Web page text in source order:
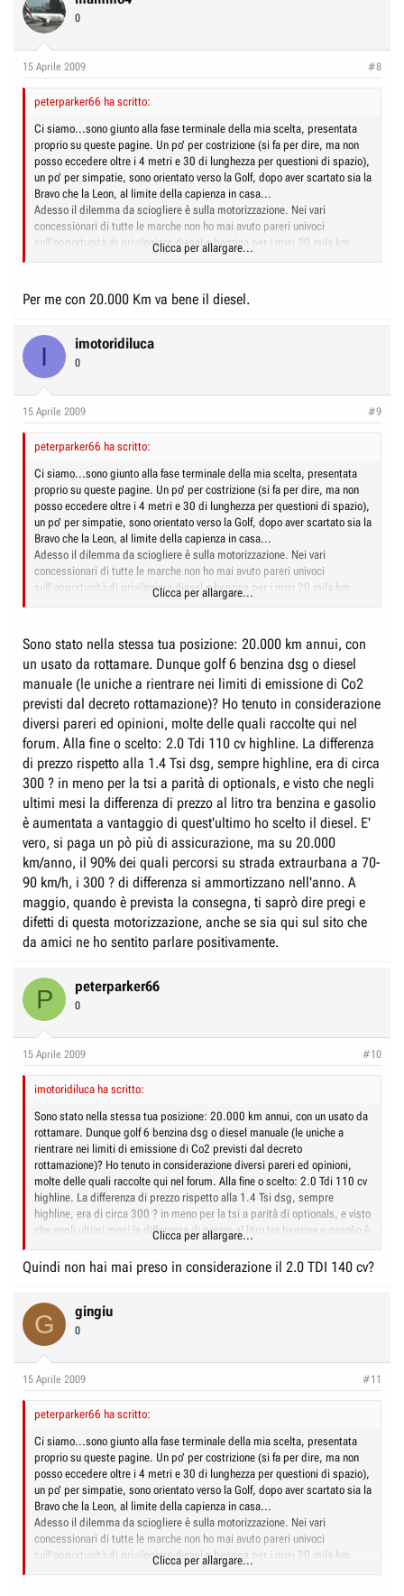
0
15 Aprile 2009 #8
peterparker66 ha scritto:
Ci siamo...sono giunto alla fase terminale della mia scelta, presentata
proprio su queste pagine. Un po' per costrizione (si fa per dire, ma non
posso eccedere oltre i 4 metri e 30 di lunghezza per questioni di spazio),
un po' per simpatie, sono orientato verso la Golf, dopo aver scartato sia la
Bravo che la Leon, al limite della capienza in casa...
Adesso il dilemma da sciogliere è sulla motorizzazione. Nei vari
concessionari di tutte le marche non ho mai avuto pareri univoci
sull'opportunità di privilegiare diesel o benzina per i miei 20 mila km
annui. C'è chi dice sia meglio il gasolio, chi sostiene che con quelle
E voi, cosa ne pensate?
Clicca per allargare...
Per me con 20.000 Km va bene il diesel.
I imotoridiluca
0
15 Aprile 2009 #9
peterparker66 ha scritto:
Ci siamo...sono giunto alla fase terminale della mia scelta, presentata
proprio su queste pagine. Un po' per costrizione (si fa per dire, ma non
posso eccedere oltre i 4 metri e 30 di lunghezza per questioni di spazio),
un po' per simpatie, sono orientato verso la Golf, dopo aver scartato sia la
Bravo che la Leon, al limite della capienza in casa...
Adesso il dilemma da sciogliere è sulla motorizzazione. Nei vari
concessionari di tutte le marche non ho mai avuto pareri univoci
sull'opportunità di privilegiare diesel o benzina per i miei 20 mila km
annui. C'è chi dice sia meglio il gasolio, chi sostiene che con quelle
E voi, cosa ne pensate?
Clicca per allargare...
Sono stato nella stessa tua posizione: 20.000 km annui, con
un usato da rottamare. Dunque golf 6 benzina dsg o diesel
manuale (le uniche a rientrare nei limiti di emissione di Co2
previsti dal decreto rottamazione)? Ho tenuto in considerazione
diversi pareri ed opinioni, molte delle quali raccolte qui nel
forum. Alla fine o scelto: 2.0 Tdi 110 cv highline. La differenza
di prezzo rispetto alla 1.4 Tsi dsg, sempre highline, era di circa
300 ? in meno per la tsi a parità di optionals, e visto che negli
ultimi mesi la differenza di prezzo al litro tra benzina e gasolio
è aumentata a vantaggio di quest'ultimo ho scelto il diesel. E'
vero, si paga un pò più di assicurazione, ma su 20.000
km/anno, il 90% dei quali percorsi su strada extraurbana a 70-
90 km/h, i 300 ? di differenza si ammortizzano nell'anno. A
maggio, quando è prevista la consegna, ti saprò dire pregi e
difetti di questa motorizzazione, anche se sia qui sul sito che
da amici ne ho sentito parlare positivamente.
P peterparker66
0
15 Aprile 2009 #10
imotoridiluca ha scritto:
Sono stato nella stessa tua posizione: 20.000 km annui, con un usato da
rottamare. Dunque golf 6 benzina dsg o diesel manuale (le uniche a
rientrare nei limiti di emissione di Co2 previsti dal decreto
rottamazione)? Ho tenuto in considerazione diversi pareri ed opinioni,
molte delle quali raccolte qui nel forum. Alla fine o scelto: 2.0 Tdi 110 cv
highline. La differenza di prezzo rispetto alla 1.4 Tsi dsg, sempre
highline, era di circa 300 ? in meno per la tsi a parità di optionals, e visto
che negli ultimi mesi la differenza di prezzo al litro tra benzina e gasolio è
aumentata a vantaggio di quest'ultimo ho scelto il diesel. E' vero, si paga
un pò più di assicurazione, ma su 20.000 km/anno, il 90% dei quali
percorsi su strada extraurbana a 70-90 km/h, i 300 ? di differenza si
saprò dire pregi e difetti di questa motorizzazione, anche se sia qui sul
sito che da amici ne ho sentito parlare positivamente.
Clicca per allargare...
Quindi non hai mai preso in considerazione il 2.0 TDI 140 cv?
G gingiu
0
15 Aprile 2009 #11
peterparker66 ha scritto:
Ci siamo...sono giunto alla fase terminale della mia scelta, presentata
proprio su queste pagine. Un po' per costrizione (si fa per dire, ma non
posso eccedere oltre i 4 metri e 30 di lunghezza per questioni di spazio),
un po' per simpatie, sono orientato verso la Golf, dopo aver scartato sia la
Bravo che la Leon, al limite della capienza in casa...
Adesso il dilemma da sciogliere è sulla motorizzazione. Nei vari
concessionari di tutte le marche non ho mai avuto pareri univoci
sull'opportunità di privilegiare diesel o benzina per i miei 20 mila km
annui. C'è chi dice sia meglio il gasolio, chi sostiene che con quelle
Clicca per allargare...